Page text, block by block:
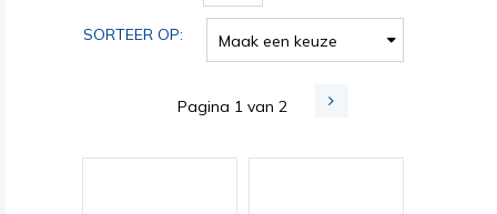
SORTEER OP: Maak een keuze
Pagina 1 van 2